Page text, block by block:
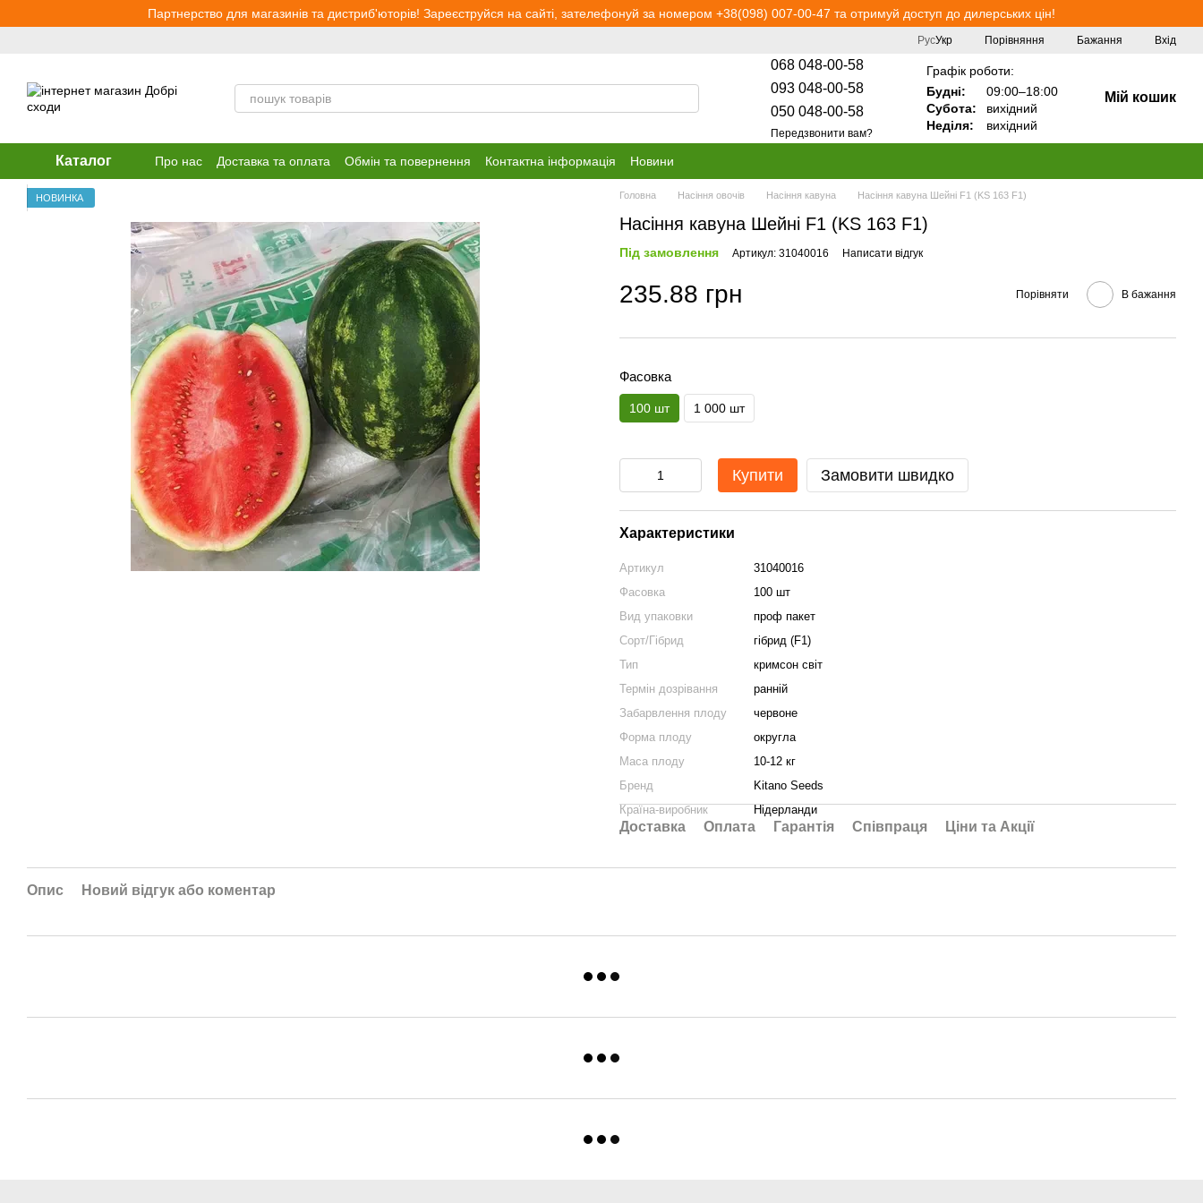
Перейти до основного контентуПартнерство для магазинів та дистриб'юторів! Зареєструйся на сайті, зателефонуй за номером +38(098) 007-00-47 та отримуй доступ до дилерських цін!
РусУкр Порівняння Бажання Вхід
068 048-00-58
093 048-00-58
050 048-00-58
Передзвонити вам?
Графік роботи:
Будні:
09:00–18:00
Субота:
вихідний
Неділя:
вихідний
Мій кошик
Каталог Про нас Доставка та оплата Обмін та повернення Контактна інформація Новини
НОВИНКА Головна Насіння овочів Насіння кавуна Насіння кавуна Шейні F1 (KS 163 F1)
Насіння кавуна Шейні F1 (KS 163 F1)
Під замовлення Артикул: 31040016 Написати відгук
235.88 грн Порівняти В бажання
Фасовка
100 шт 1 000 шт
Купити Замовити швидко
Характеристики
Артикул
31040016
Фасовка
100 шт
Вид упаковки
проф пакет
Сорт/Гібрид
гібрид (F1)
Тип
кримсон світ
Термін дозрівання
ранній
Забарвлення плоду
червоне
Форма плоду
округла
Маса плоду
10-12 кг
Бренд
Kitano Seeds
Країна-виробник
Нідерланди
Доставка Оплата Гарантія Співпраця Ціни та Акції
Опис Новий відгук або коментар